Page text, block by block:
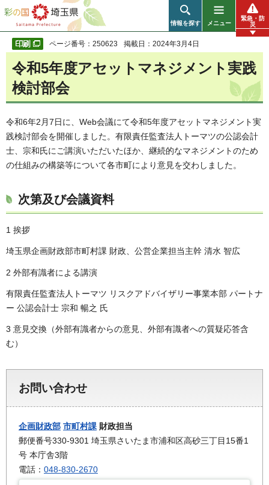
彩の国 埼玉県
情報を探す メニュー
緊急・防
災
ページ番号：250623 掲載日：2024年3月4日
令和5年度アセットマネジメント実践
検討部会
令和6年2月7日に、Web会議にて令和5年度アセットマネジメント実
践検討部会を開催しました。有限責任監査法人トーマツの公認会計
士、宗和氏にご講演いただいたほか、継続的なマネジメントのため
の仕組みの構築等について各市町により意見を交わしました。
次第及び会議資料
1 挨拶
埼玉県企画財政部市町村課 財政、公営企業担当主幹 清水 智広
2 外部有識者による講演
有限責任監査法人トーマツ リスクアドバイザリー事業本部 パートナ
ー 公認会計士 宗和 暢之 氏
3 意見交換（外部有識者からの意見、外部有識者への質疑応答含
む）
お問い合わせ
企画財政部 市町村課 財政担当
郵便番号330-9301 埼玉県さいたま市浦和区高砂三丁目15番1
号 本庁舎3階
電話： 048-830-2670